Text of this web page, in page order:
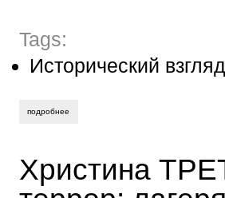
Tags:
Исторический взгляд
подробнее
Христина